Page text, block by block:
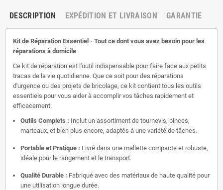
DESCRIPTION EXPÉDITION ET LIVRAISON GARANTIE
Kit de Réparation Essentiel - Tout ce dont vous avez besoin pour les
réparations à domicile
Ce kit de réparation est l'outil indispensable pour faire face aux petits
tracas de la vie quotidienne. Que ce soit pour des réparations
d'urgence ou des projets de bricolage, ce kit contient tous les outils
essentiels pour vous aider à accomplir vos tâches rapidement et
efficacement.
Outils Complets : Inclut un assortiment de tournevis, pinces,
marteaux, et bien plus encore, adaptés à une variété de tâches.
Portable et Pratique : Livré dans une mallette compacte et robuste,
idéale pour le rangement et le transport.
Qualité Durable : Fabriqué avec des matériaux de haute qualité pour
une utilisation longue durée.